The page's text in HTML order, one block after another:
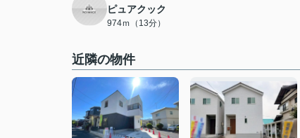
ピュアクック
974ｍ（13分）
近隣の物件